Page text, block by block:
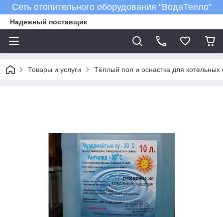
Сеть отопительного оборудования "ВодаТепло"
Надежный поставщик
Товары и услуги Тёплый пол и оснастка для котельных